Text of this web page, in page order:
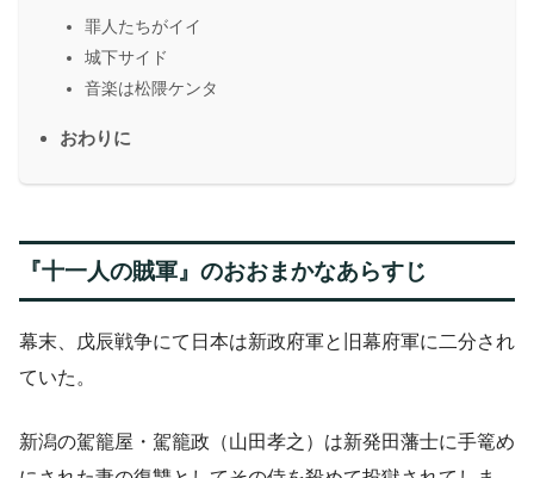
罪人たちがイイ
城下サイド
音楽は松隈ケンタ
おわりに
『十一人の賊軍』のおおまかなあらすじ
幕末、戊辰戦争にて日本は新政府軍と旧幕府軍に二分され
ていた。
新潟の駕籠屋・駕籠政（山田孝之）は新発田藩士に手篭め